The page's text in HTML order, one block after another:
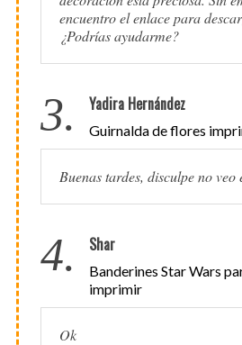
encuentro el enlace para
¿Podrías ayudarme?
3. Yadira Hernández
Guirnalda de flores
Buenas tardes, disculpe no veo
4. Shar
Banderines Star Wars
imprimir
Ok